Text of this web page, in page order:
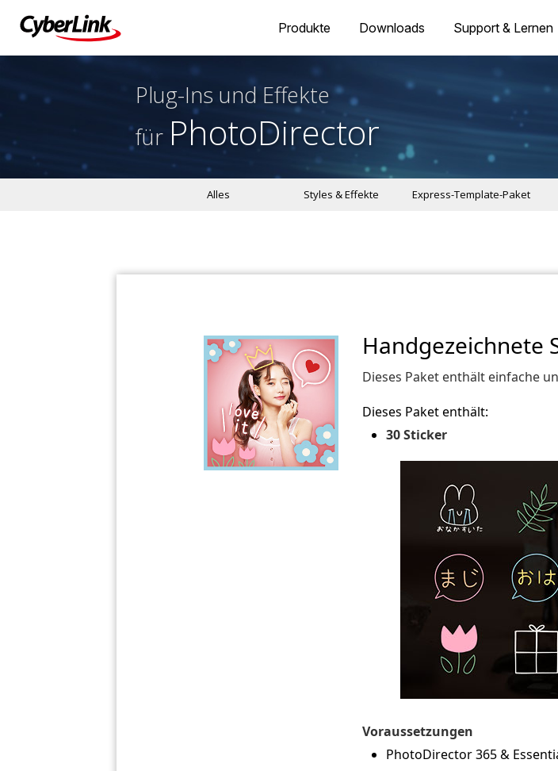
Produkte Downloads Support & Lernen
Plug-Ins und Effekte
für PhotoDirector
Alles Styles & Effekte Express-Template-Paket
Handgezeichnete
Dieses Paket enthält einfache
Dieses Paket enthält:
30 Sticker
Voraussetzungen
PhotoDirector 365 &